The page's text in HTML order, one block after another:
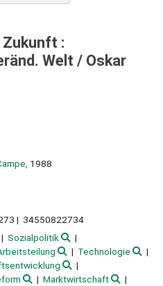
Zukunft :
Welt / Oskar
1988
34550822734
Sozialpolitik
Technologie
Marktwirtschaft